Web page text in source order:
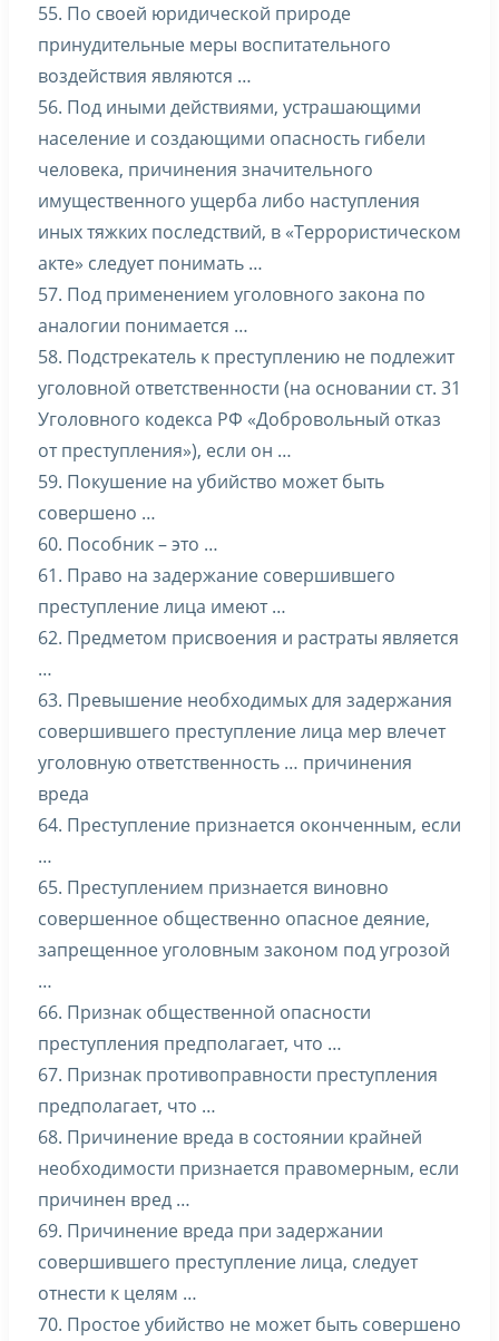
55. По своей юридической природе
принудительные меры воспитательного
воздействия являются …
56. Под иными действиями, устрашающими
население и создающими опасность гибели
человека, причинения значительного
имущественного ущерба либо наступления
иных тяжких последствий, в «Террористическом
акте» следует понимать …
57. Под применением уголовного закона по
аналогии понимается …
58. Подстрекатель к преступлению не подлежит
уголовной ответственности (на основании ст. 31
Уголовного кодекса РФ «Добровольный отказ
от преступления»), если он …
59. Покушение на убийство может быть
совершено …
60. Пособник – это …
61. Право на задержание совершившего
преступление лица имеют …
62. Предметом присвоения и растраты является
…
63. Превышение необходимых для задержания
совершившего преступление лица мер влечет
уголовную ответственность … причинения
вреда
64. Преступление признается оконченным, если
…
65. Преступлением признается виновно
совершенное общественно опасное деяние,
запрещенное уголовным законом под угрозой
…
66. Признак общественной опасности
преступления предполагает, что …
67. Признак противоправности преступления
предполагает, что …
68. Причинение вреда в состоянии крайней
необходимости признается правомерным, если
причинен вред …
69. Причинение вреда при задержании
совершившего преступление лица, следует
отнести к целям …
70. Простое убийство не может быть совершено